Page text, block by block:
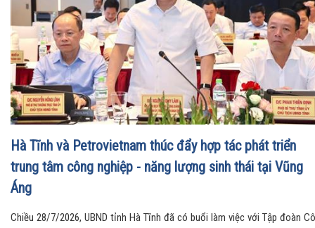
Hà Tĩnh và Petrovietnam thúc đẩy hợp tác phát triển
trung tâm công nghiệp - năng lượng sinh thái tại Vũng
Áng
Chiều 28/7/2026, UBND tỉnh Hà Tĩnh đã có buổi làm việc với Tập đoàn